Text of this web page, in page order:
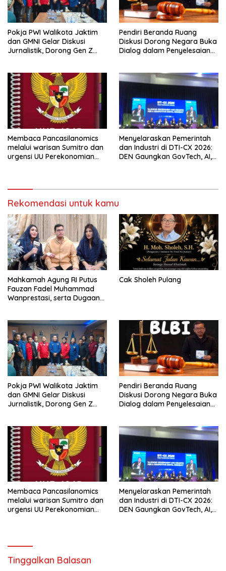
Pokja PWI Walikota Jaktim
dan GMNI Gelar Diskusi
Jurnalistik, Dorong Gen Z
Pendiri Beranda Ruang
Diskusi Dorong Negara Buka
Dialog dalam Penyelesaian
Membaca Pancasilanomics
melalui warisan Sumitro dan
urgensi UU Perekonomian
Menyelaraskan Pemerintah
dan Industri di DTI-CX 2026:
DEN Gaungkan GovTech, AI,
Rekomendasi untuk kamu
Mahkamah Agung RI Putus
Fauzan Fadel Muhammad
Wanprestasi, serta Dugaan
Cak Sholeh Pulang
Pokja PWI Walikota Jaktim
dan GMNI Gelar Diskusi
Jurnalistik, Dorong Gen Z
Pendiri Beranda Ruang
Diskusi Dorong Negara Buka
Dialog dalam Penyelesaian
Membaca Pancasilanomics
melalui warisan Sumitro dan
urgensi UU Perekonomian
Menyelaraskan Pemerintah
dan Industri di DTI-CX 2026:
DEN Gaungkan GovTech, AI,
Tinggalkan Balasan